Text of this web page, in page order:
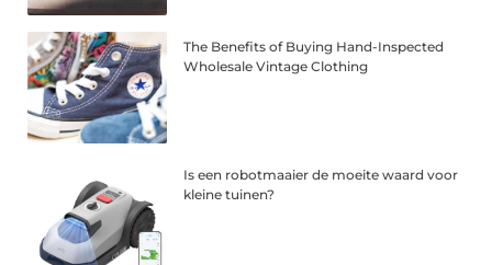
The Benefits of Buying Hand-Inspected
Wholesale Vintage Clothing
Is een robotmaaier de moeite waard voor
kleine tuinen?